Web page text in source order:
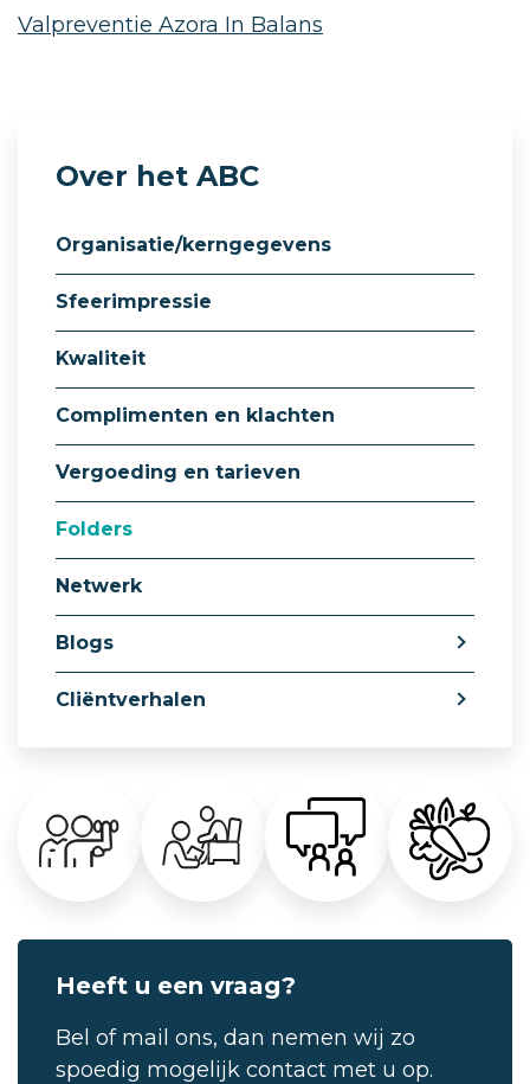
Valpreventie Azora In Balans
Over het ABC
Organisatie/kerngegevens
Sfeerimpressie
Kwaliteit
Complimenten en klachten
Vergoeding en tarieven
Folders
Netwerk
Blogs
Cliëntverhalen
Heeft u een vraag?
Bel of mail ons, dan nemen wij zo
spoedig mogelijk contact met u op.